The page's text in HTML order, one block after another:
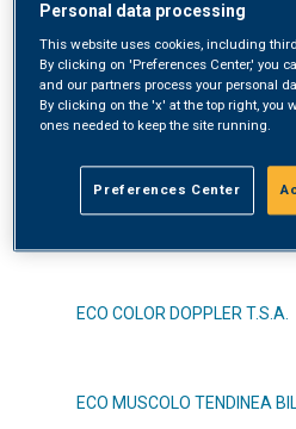
ECO ARTICOLARE
ECO COLOR DOPPLER T.S.A.
ECO MUSCOLO TENDINEA
Personal data processing
This website uses cookies, including
By clicking on 'Preferences Center,' you
and our partners process your personal
By clicking on the 'x' at the top right, you
ones needed to keep the site running.
Preferences Center